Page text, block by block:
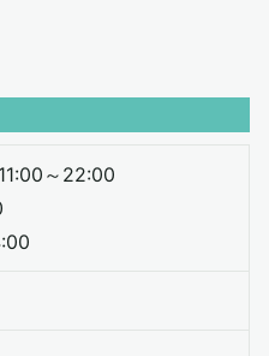
～22:00